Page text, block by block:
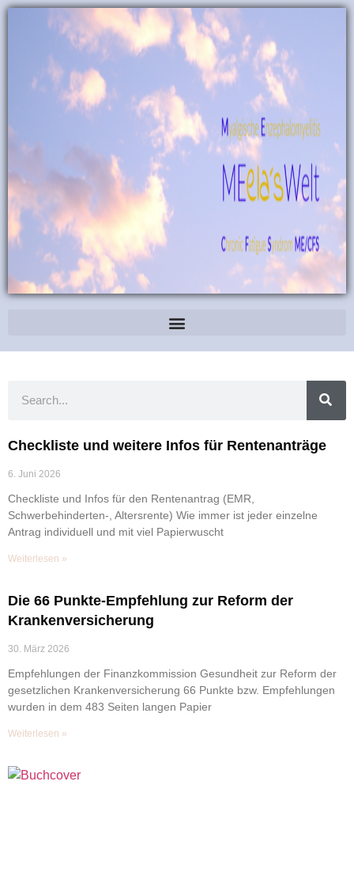
Checkliste und weitere Infos für Rentenanträge
6. Juni 2026
Checkliste und Infos für den Rentenantrag (EMR,
Schwerbehinderten-, Altersrente) Wie immer ist jeder einzelne
Antrag individuell und mit viel Papierwuscht
Weiterlesen »
Die 66 Punkte-Empfehlung zur Reform der
Krankenversicherung
30. März 2026
Empfehlungen der Finanzkommission Gesundheit zur Reform der
gesetzlichen Krankenversicherung 66 Punkte bzw. Empfehlungen
wurden in dem 483 Seiten langen Papier
Weiterlesen »